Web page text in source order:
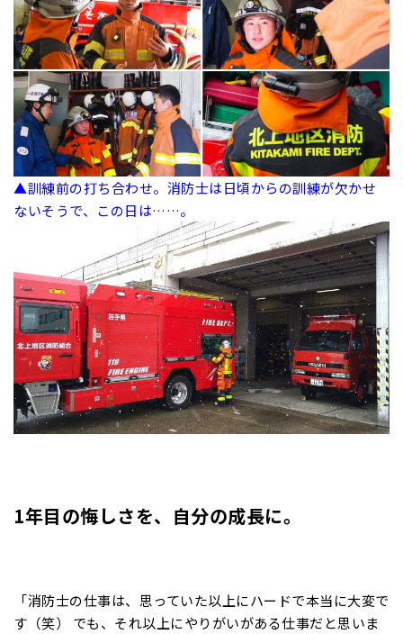
▲訓練前の打ち合わせ。消防士は日頃からの訓練が欠かせ
ないそうで、この日は……。
1年目の悔しさを、自分の成長に。
「消防士の仕事は、思っていた以上にハードで本当に大変で
す（笑） でも、それ以上にやりがいがある仕事だと思いま